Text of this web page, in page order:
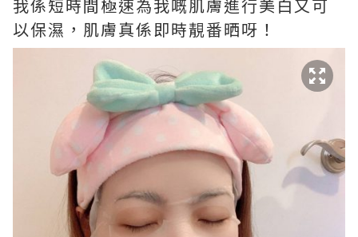
我係短時間極速為我嘅肌膚進行美白又可
以保濕，肌膚真係即時靚番晒呀！